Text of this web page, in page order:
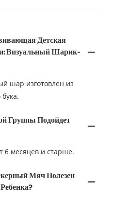
Детская
Визуальный Шарик-
шар изготовлен из
Группы Подойдет
6 месяцев и старше.
Мяч Полезен